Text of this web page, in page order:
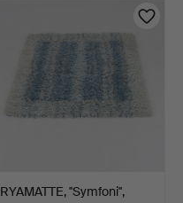
RYAMATTE, ''Symfoni'',